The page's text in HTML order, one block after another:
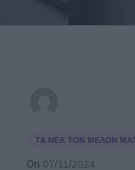
ΤΑ ΝΈΑ ΤΩΝ ΜΕΛΏΝ
On 07/11/2024